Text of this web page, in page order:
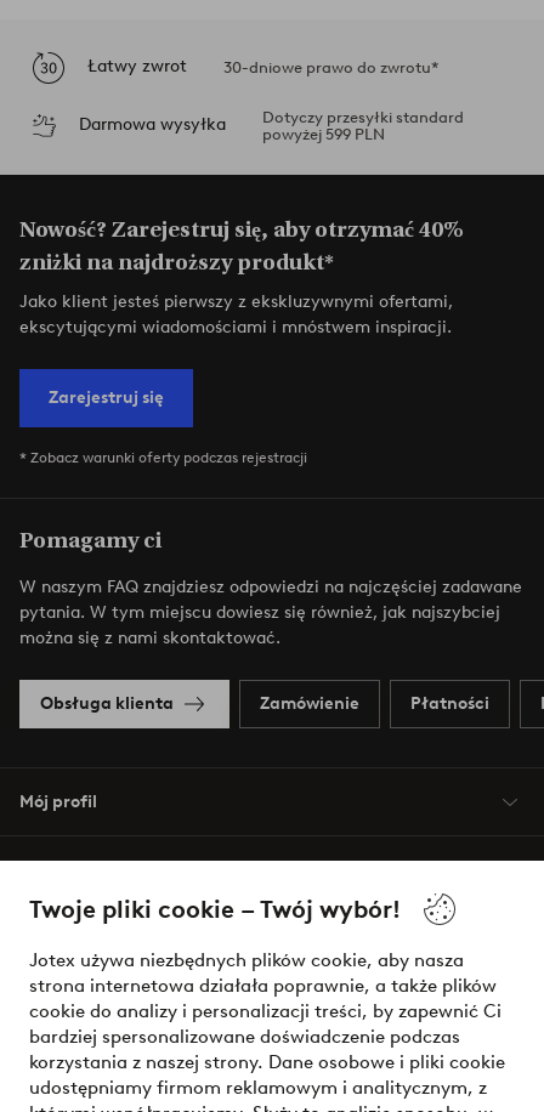
Twoje pliki cookie – Twój wybór!
Jotex używa niezbędnych plików cookie, aby nasza
strona internetowa działała poprawnie, a także plików
cookie do analizy i personalizacji treści, by zapewnić Ci
bardziej spersonalizowane doświadczenie podczas
korzystania z naszej strony. Dane osobowe i pliki cookie
udostępniamy firmom reklamowym i analitycznym, z
Łatwy zwrot 30-dniowe prawo do zwrotu*
Darmowa wysyłka
Dotyczy przesyłki standard
powyżej 599 PLN
Nowość? Zarejestruj się, aby otrzymać 40%
zniżki na najdroższy produkt*
Jako klient jesteś pierwszy z ekskluzywnymi ofertami,
ekscytującymi wiadomościami i mnóstwem inspiracji.
Zarejestruj się
* Zobacz warunki oferty podczas rejestracji
Pomagamy ci
W naszym FAQ znajdziesz odpowiedzi na najczęściej zadawane
pytania. W tym miejscu dowiesz się również, jak najszybciej
można się z nami skontaktować.
Obsługa klienta Zamówienie Płatności
Mój profil
Warunki